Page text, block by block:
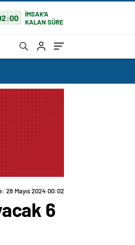
İMSAK'A
KALAN SÜRE
6